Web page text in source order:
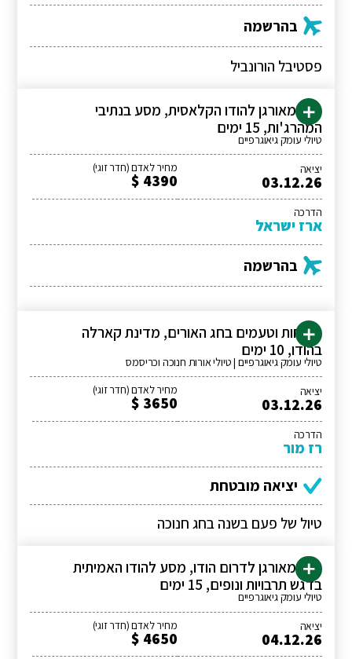
בהרשמה
פסטיבל הורונביל
טיול מאורגן להודו הקלאסית, מסע בנתיבי
המהרג'ות, 15 ימים
טיולי עומק גיאוגרפיים
יציאה
03.12.26
מחיר לאדם (חדר זוגי)
4390 $
הדרכה
ארז ישראל
בהרשמה
ניחוחות וטעמים בחג האורים, מדינת קארלה
בהודו, 10 ימים
טיולי עומק גיאוגרפיים | טיולי אורות חנוכה וכריסמס
יציאה
03.12.26
מחיר לאדם (חדר זוגי)
3650 $
הדרכה
רז מור
יציאה מובטחת
טיול של פעם בשנה בחג חנוכה
טיול מאורגן לדרום הודו, מסע להודו האמיתית
בדגש תרבויות ונופים, 15 ימים
טיולי עומק גיאוגרפיים
יציאה
04.12.26
מחיר לאדם (חדר זוגי)
4650 $